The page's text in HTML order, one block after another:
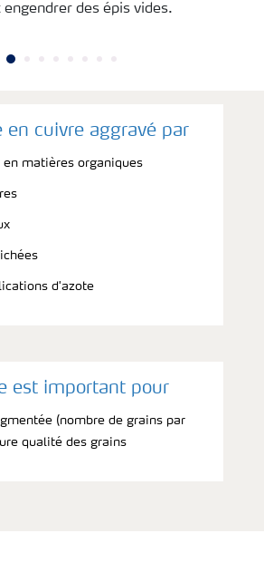
des épis vides.
en cuivre aggravé par
en matières organiques
d'azote
est important pour
(nombre de grains par
qualité des grains